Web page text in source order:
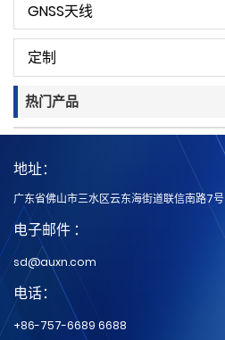
GNSS天线
定制
热门产品
地址：
广东省佛山市三水区云东海街道联信南路7号
电子邮件 ：
sd@auxn.com
电话：
+86-757-6689 6688